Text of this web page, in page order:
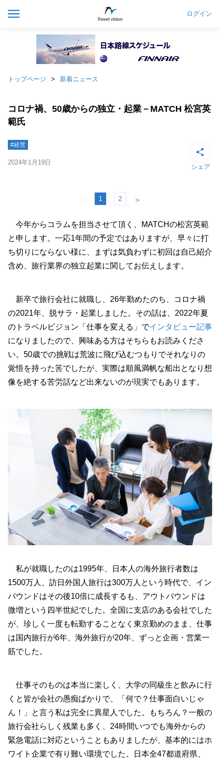
ログイン
トップページ 新着ニュース
コロナ禍、50歳からの独立・起業－MATCH 松宮英
範氏
#経営
2024年1月19日
シェア
＜ 1 2 ＞
今年からコラムを担当させて頂く、MATCHの松宮英範
と申します。一応1年間の予定ではありますが、早々に打
ち切りにならない様に、まずは気負わずに初回は自己紹介
含め、旅行業界の独立起業に関してお伝えします。
新卒で旅行会社に就職し、26年勤めたのち、コロナ禍
の2021年、脱サラ・起業しました。その話は、2022年夏
のトラベルビジョン「仕事を変える」でインタビュー記事
になりましたので、興味ある方はそちらもお読みくださ
い。50歳での挑戦は荒波に飛び込むつもりでそれなりの
覚悟を持った筈でしたが、実際は順風満帆な船出となり想
像を絶する苦労話など出来ないのが現実でもあります。
私が就職したのは1995年、日本人の海外旅行者数は
1500万人、訪日外国人旅行は300万人という時代で、イン
バウンドはその後10倍に成長するも、アウトバウンドは
微増という四半世紀でした。全国に支店のある会社でした
が、珍しく一度も転勤することなく東京勤めのまま、仕事
は国内旅行が6年、海外旅行が20年、ずっと企画・営業一
筋でした。
仕事そのものは本当に楽しく、大学の同級生と飲みに行
くと皆が会社の愚痴ばかりで、「何で？仕事面白いじゃ
ん！」と言う私は完全に異星人でした。もちろん？一般の
旅行会社らしく残業も多く、24時間いつでも海外からの
緊急電話に対応ということもありましたが、基本的にはホ
ワイト企業で有り難い環境でした。日本全47都道府県、